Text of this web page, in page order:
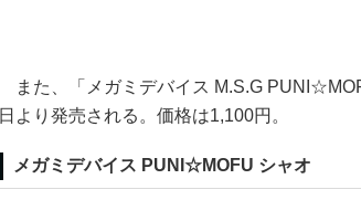
また、「メガミデバイス M.S.G
日より発売される。価格は1,100円。
メガミデバイス PUNI☆MOFU シャオ